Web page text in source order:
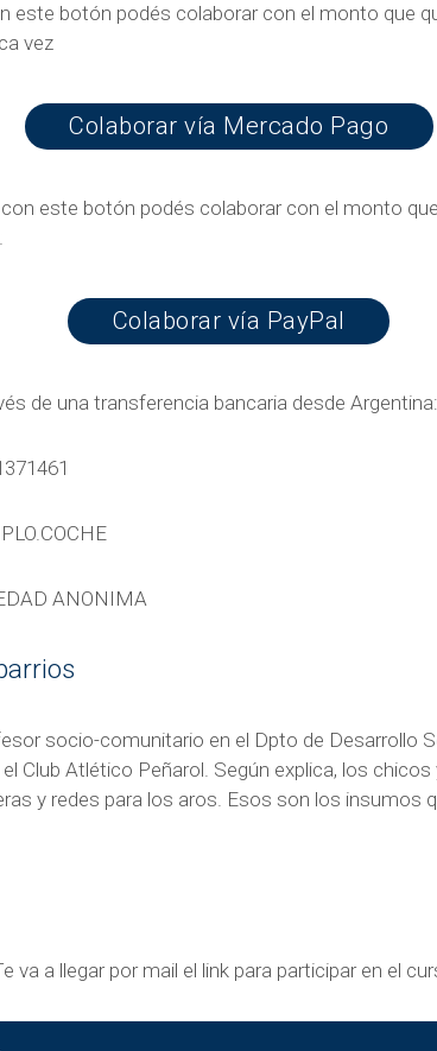
este botón podés colaborar con el monto que
vez
Colaborar vía Mercado Pago
este botón podés colaborar con el monto
Colaborar vía PayPal
de una transferencia bancaria desde Argentina:
ANONIMA
socio-comunitario en el Dpto de Desarrollo
Club Atlético Peñarol. Según explica, los
y redes para los aros. Esos son los insumos
va a llegar por mail el link para participar en el